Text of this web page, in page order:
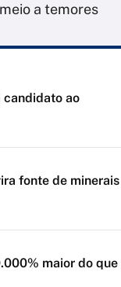
a temores
candidato ao
fonte de minerais
maior do que